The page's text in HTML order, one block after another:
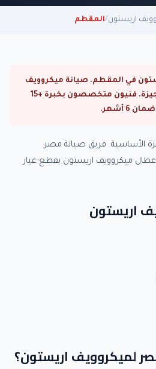
اريستون/المقطم
في المقطم. صيانة ميكروويف
اريستون في القاهرة والجيزة. فنيون متخصصون بخبرة +15
أشهر.
الأساسية. فريق صيانة مصر
ميكروويف اريستون بقطع غيار
اريستون
لميكروويف اريستون؟